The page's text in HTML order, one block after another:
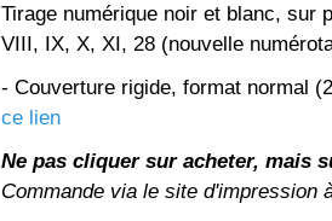
Tirage numérique noir et blanc, sur
VIII, IX, X, XI, 28 (nouvelle
- Couverture rigide, format normal
ce lien
Ne pas cliquer sur acheter, mais
Commande via le site d'impression